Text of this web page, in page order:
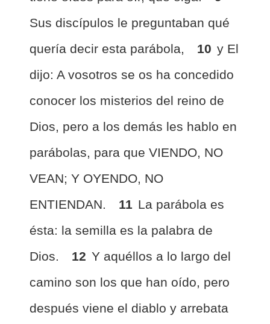
Sus discípulos le preguntaban qué
quería decir esta parábola,
10 y El
dijo: A vosotros se os ha concedido
conocer los misterios del reino de
Dios, pero a los demás les hablo en
parábolas, para que VIENDO, NO
VEAN; Y OYENDO, NO
ENTIENDAN.
11 La parábola es
ésta: la semilla es la palabra de
Dios.
12 Y aquéllos a lo largo del
camino son los que han oído, pero
después viene el diablo y arrebata